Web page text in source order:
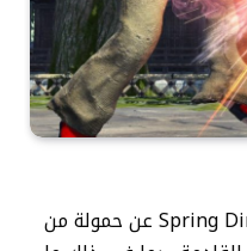
كشفت Spring Direct عن حمولة من